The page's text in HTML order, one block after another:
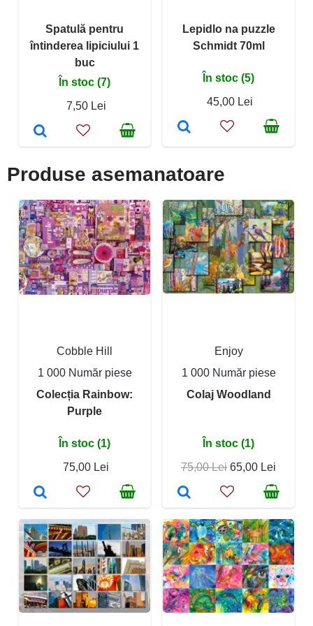
Spatulă pentru
întinderea lipiciului 1
buc
În stoc (7)
7,50 Lei
Lepidlo na puzzle
Schmidt 70ml
În stoc (5)
45,00 Lei
Produse asemanatoare
Cobble Hill
1 000 Număr piese
Colecția Rainbow:
Purple
În stoc (1)
75,00 Lei
Enjoy
1 000 Număr piese
Colaj Woodland
În stoc (1)
75,00 Lei 65,00 Lei